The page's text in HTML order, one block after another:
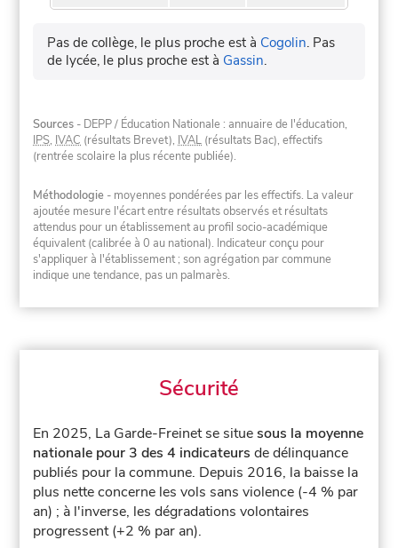
Pas de collège, le plus proche est à Cogolin. Pas
de lycée, le plus proche est à Gassin.
Sources - DEPP / Éducation Nationale : annuaire de l'éducation,
IPS, IVAC (résultats Brevet), IVAL (résultats Bac), effectifs
(rentrée scolaire la plus récente publiée).
Méthodologie - moyennes pondérées par les effectifs. La valeur
ajoutée mesure l'écart entre résultats observés et résultats
attendus pour un établissement au profil socio-académique
équivalent (calibrée à 0 au national). Indicateur conçu pour
s'appliquer à l'établissement ; son agrégation par commune
indique une tendance, pas un palmarès.
Sécurité
En 2025, La Garde-Freinet se situesous la moyenne
nationale pour 3 des 4 indicateurs de délinquance
publiés pour la commune. Depuis 2016, la baisse la
plus nette concerne les vols sans violence (-4 % par
an) ; à l'inverse, les dégradations volontaires
progressent (+2 % par an).